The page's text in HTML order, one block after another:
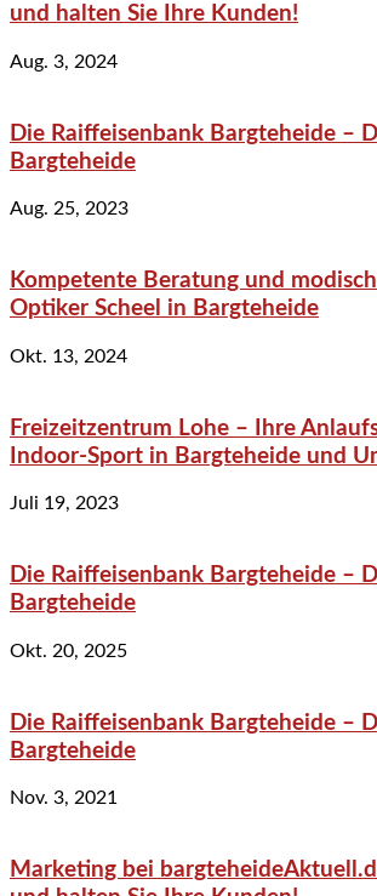
und halten Sie Ihre Kunden!
Aug. 3, 2024
Die Raiffeisenbank Bargteheide –
Bargteheide
Aug. 25, 2023
Kompetente Beratung und
Optiker Scheel in Bargteheide
Okt. 13, 2024
Freizeitzentrum Lohe – Ihre
Indoor-Sport in Bargteheide und
Juli 19, 2023
Die Raiffeisenbank Bargteheide –
Bargteheide
Okt. 20, 2025
Die Raiffeisenbank Bargteheide –
Bargteheide
Nov. 3, 2021
Marketing bei